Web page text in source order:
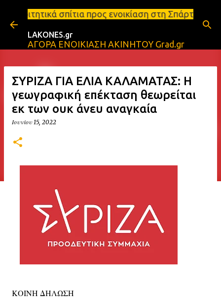
Μετάβαση στο κύριο περιεχόμενο
προς ενοικίαση στη Σπάρτη Ενοικιάσεις
LAKONES.gr
ΑΓΟΡΑ ΕΝΟΙΚΙΑΣΗ ΑΚΙΝΗΤΟΥ Grad.gr
ΣΥΡΙΖΑ ΓΙΑ ΕΛΙΑ ΚΑΛΑΜΑΤΑΣ: Η
γεωγραφική επέκταση θεωρείται
εκ των ουκ άνευ αναγκαία
Ιουνίου 15, 2022
ΚΟΙΝΗ ΔΗΛΩΣΗ